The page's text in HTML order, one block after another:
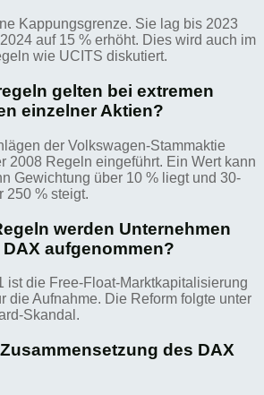
Kappungsgrenze. Sie lag bis 2023
auf 15 % erhöht. Dies wird auch im
wie UCITS diskutiert.
gelten bei extremen
einzelner Aktien?
der Volkswagen-Stammaktie
2008 Regeln eingeführt. Ein Wert kann
Gewichtung über 10 % liegt und 30-
250 % steigt.
werden Unternehmen
aufgenommen?
ist die Free-Float-Marktkapitalisierung
die Aufnahme. Die Reform folgte unter
Skandal.
des DAX